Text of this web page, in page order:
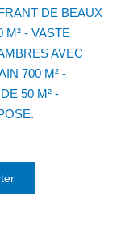
DE BEAUX
M² - VASTE
AVEC
700 M² -
50 M² -